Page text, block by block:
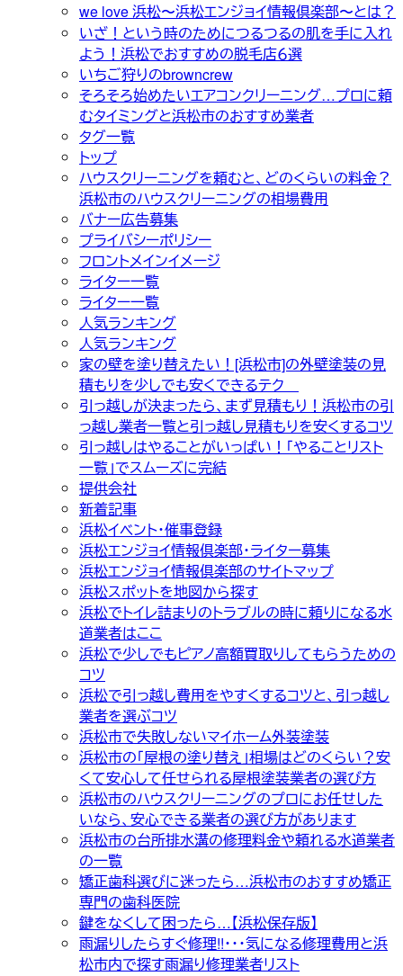
we love 浜松〜浜松エンジョイ情報倶楽部〜とは？
いざ！という時のためにつるつるの肌を手に入れ
よう！浜松でおすすめの脱毛店６選
いちご狩りのbrowncrew
そろそろ始めたいエアコンクリーニング…プロに頼
むタイミングと浜松市のおすすめ業者
タグ一覧
トップ
ハウスクリーニングを頼むと、どのくらいの料金？
浜松市のハウスクリーニングの相場費用
バナー広告募集
プライバシーポリシー
フロントメインイメージ
ライター一覧
ライター一覧
人気ランキング
人気ランキング
家の壁を塗り替えたい！[浜松市]の外壁塗装の見
積もりを少しでも安くできるテク
引っ越しが決まったら、まず見積もり！浜松市の引
っ越し業者一覧と引っ越し見積もりを安くするコツ
引っ越しはやることがいっぱい！「やることリスト
一覧」でスムーズに完結
提供会社
新着記事
浜松イベント・催事登録
浜松エンジョイ情報倶楽部・ライター募集
浜松エンジョイ情報倶楽部のサイトマップ
浜松スポットを地図から探す
浜松でトイレ詰まりのトラブルの時に頼りになる水
道業者はここ
浜松で少しでもピアノ高額買取りしてもらうための
コツ
浜松で引っ越し費用をやすくするコツと、引っ越し
業者を選ぶコツ
浜松市で失敗しないマイホーム外装塗装
浜松市の「屋根の塗り替え」相場はどのくらい？安
くて安心して任せられる屋根塗装業者の選び方
浜松市のハウスクリーニングのプロにお任せした
いなら、安心できる業者の選び方があります
浜松市の台所排水溝の修理料金や頼れる水道業者
の一覧
矯正歯科選びに迷ったら…浜松市のおすすめ矯正
専門の歯科医院
鍵をなくして困ったら…【浜松保存版】
雨漏りしたらすぐ修理!!・・・気になる修理費用と浜
松市内で探す雨漏り修理業者リスト